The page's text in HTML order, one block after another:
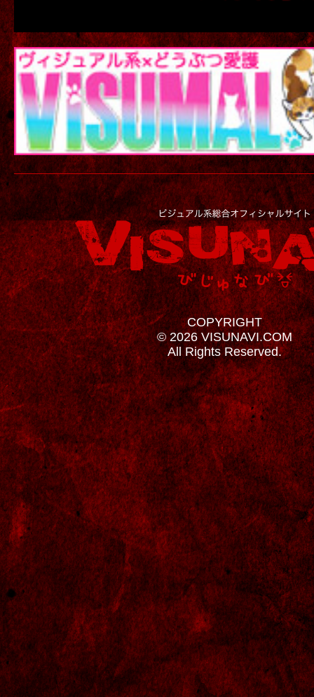
COPYRIGHT
© 2026 VISUNAVI.COM
All Rights Reserved.